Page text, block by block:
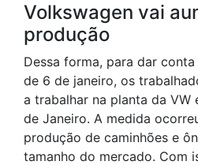
Volkswagen vai
produção
Dessa forma, para dar
de 6 de janeiro, os
a trabalhar na planta da VW
de Janeiro. A medida
produção de caminhões e
tamanho do mercado. Com